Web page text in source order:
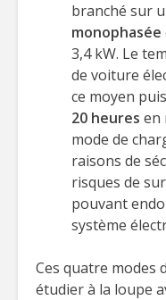
branché sur
monophasée
3,4 kW. Le
de voiture
ce moyen
20 heures en
mode de
raisons de
risques de
pouvant
système
Ces quatre modes
étudier à la loupe